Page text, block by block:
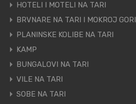
HOTELI I MOTELI NA TARI
BRVNARE NA TARI I MOKROJ GORI
PLANINSKE KOLIBE NA TARI
KAMP
BUNGALOVI NA TARI
VILE NA TARI
SOBE NA TARI